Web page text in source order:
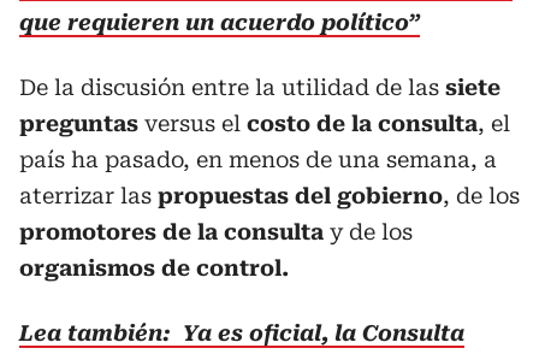
que requieren un acuerdo político”
De la discusión entre la utilidad de las siete
preguntas versus el costo de la consulta, el
país ha pasado, en menos de una semana, a
aterrizar las propuestas del gobierno, de los
promotores de la consulta y de los
organismos de control.
Lea también: Ya es oficial, la Consulta